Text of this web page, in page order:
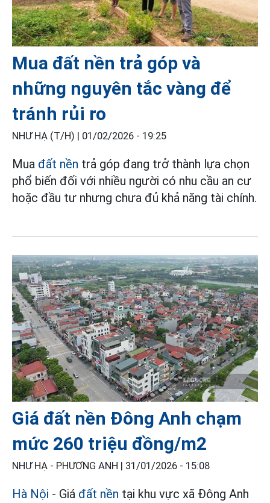
Mua đất nền trả góp và
những nguyên tắc vàng để
tránh rủi ro
NHƯ HẠ (T/H) | 01/02/2026 - 19:25
Mua đất nền trả góp đang trở thành lựa chọn
phổ biến đối với nhiều người có nhu cầu an cư
hoặc đầu tư nhưng chưa đủ khả năng tài chính.
Giá đất nền Đông Anh chạm
mức 260 triệu đồng/m2
NHƯ HẠ - PHƯƠNG ANH | 31/01/2026 - 15:08
Hà Nội - Giá đất nền tại khu vực xã Đông Anh